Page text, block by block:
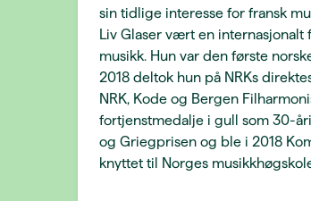
sin tidlige interesse for fransk
Liv Glaser vært en
musikk. Hun var den første
2018 deltok hun på NRKs
NRK, Kode og Bergen
fortjenstmedalje i gull som 30-
og Griegprisen og ble i 2018
knyttet til Norges